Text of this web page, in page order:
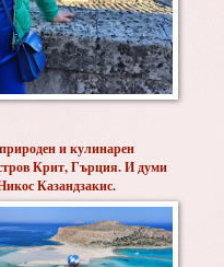
и кулинарен
Крит, Гърция. И думи
Казандзакис.